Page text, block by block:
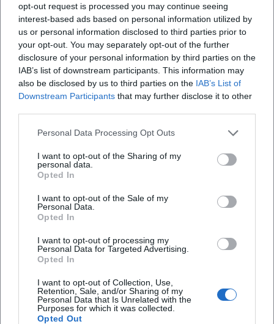
opt-out request is processed you may continue seeing
interest-based ads based on personal information utilized by
us or personal information disclosed to third parties prior to
your opt-out. You may separately opt-out of the further
disclosure of your personal information by third parties on the
IAB’s list of downstream participants. This information may
also be disclosed by us to third parties on the IAB’s List of
Downstream Participants that may further disclose it to other
Personal Data Processing Opt Outs
I want to opt-out of the Sharing of my
personal data.
Opted In
I want to opt-out of the Sale of my
Personal Data.
Opted In
I want to opt-out of processing my
Personal Data for Targeted Advertising.
Opted In
I want to opt-out of Collection, Use,
Retention, Sale, and/or Sharing of my
Personal Data that Is Unrelated with the
Purposes for which it was collected.
Opted Out
Panorama, in dem Nuancen hörbar werden: der atmende
Bass, das pinselnde Schlagzeug, die klar skizzierte
Klavierstimme, die nie bloß begleitet, sondern
dramaturgisch führt. Kritiken hoben wiederholt die
„poetische“ Handschrift, das melodische Gewicht und die
demokratische Interaktion des Ensembles hervor –
Qualitätsmerkmale, die ihr Werk im ECM-Kontext
julia-hulsmann-trio/?utm_source=openai))
Kultureller Einfluss und Lehre: Von der Bühne ins System
Über die Bühne hinaus wirkt Hülsmann als Impulsgeberin
JazzMusikerAufrufs (2012) und erste Vorsitzende der Union
Deutscher Jazzmusiker (2012–2013). Seit 2020 ist sie
Klavier und Ensembleleitung). 2025 wurde sie zum
Ehrenmitglied des Deutschen Musikrats ernannt – eine
kulturpolitisches Engagement. Diese Institutionserfahrung
fließt zurück in ihre Projekte: in Form von
programmatischen Kuratierungen, in Kooperationen mit